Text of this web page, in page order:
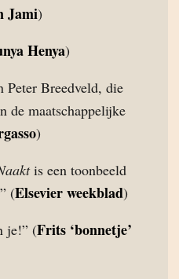
Jami)
Henya)
Peter Breedveld, die
de maatschappelijke
)
is een toonbeeld
(Elsevier weekblad)
je!” (Frits ‘bonnetje’